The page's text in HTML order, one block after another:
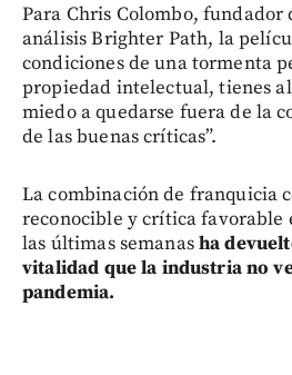
Para Chris Colombo, fundador
análisis Brighter Path, la
condiciones de una tormenta
propiedad intelectual, tienes
miedo a quedarse fuera de la
de las buenas críticas”.
La combinación de franquicia
reconocible y crítica favorable
las últimas semanasha
vitalidad que la industria no
pandemia.